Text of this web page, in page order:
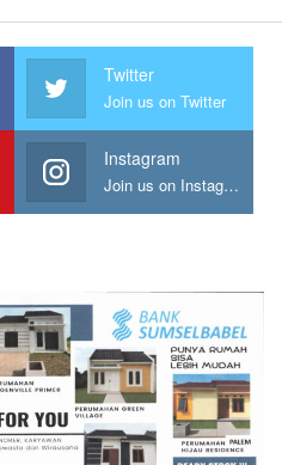
Twitter
Join us on Twitter
Instagram
Join us on Instagram